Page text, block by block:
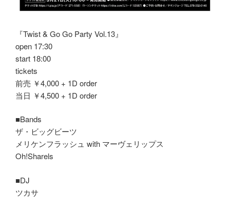
『Twist & Go Go Party Vol.13』
open 17:30
start 18:00
tickets
前売 ￥4,000 + 1D order
当日 ￥4,500 + 1D order
■Bands
ザ・ビッグビーツ
メリケンフラッシュ with マーヴェリップス
Oh!Sharels
■DJ
ツカサ